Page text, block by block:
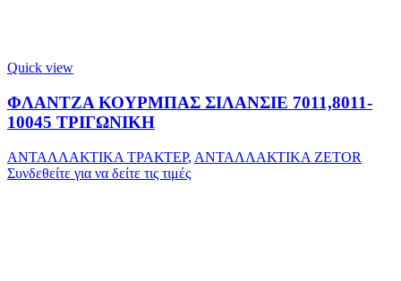
Quick view
ΦΛΑΝΤΖΑ ΚΟΥΡΜΠΑΣ ΣΙΛΑΝΣΙΕ 7011,8011-
10045 ΤΡΙΓΩΝΙΚΗ
ΑΝΤΑΛΛΑΚΤΙΚΑ ΤΡΑΚΤΕΡ, ΑΝΤΑΛΛΑΚΤΙΚΑ ZETOR
Συνδεθείτε για να δείτε τις τιμές